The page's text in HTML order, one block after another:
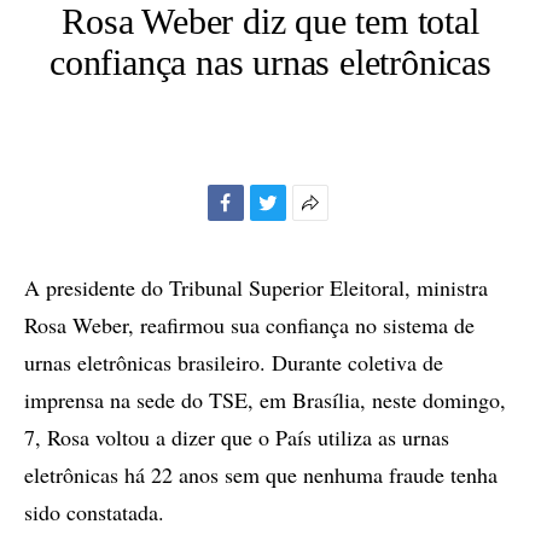
Rosa Weber diz que tem total
confiança nas urnas eletrônicas
compartilhamento
A presidente do Tribunal Superior Eleitoral, ministra
Rosa Weber, reafirmou sua confiança no sistema de
urnas eletrônicas brasileiro. Durante coletiva de
imprensa na sede do TSE, em Brasília, neste domingo,
7, Rosa voltou a dizer que o País utiliza as urnas
eletrônicas há 22 anos sem que nenhuma fraude tenha
sido constatada.